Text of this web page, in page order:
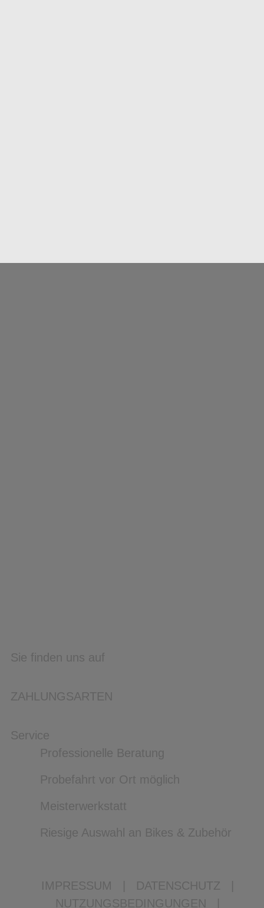
Sie finden uns auf
ZAHLUNGSARTEN
Service
Professionelle Beratung
Probefahrt vor Ort möglich
Meisterwerkstatt
Riesige Auswahl an Bikes & Zubehör
IMPRESSUM DATENSCHUTZ
NUTZUNGSBEDINGUNGEN